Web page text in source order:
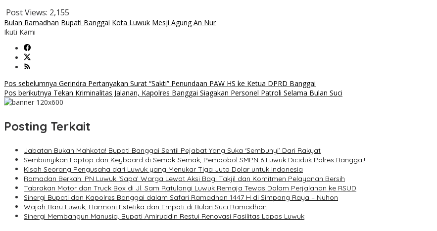
Post Views: 2,155
Bulan Ramadhan Bupati Banggai Kota Luwuk Mesji Agung An Nur
Ikuti Kami
Navigasi
pos
Pos sebelumnya Gerindra Pertanyakan Surat “Sakti” Penundaan PAW HS ke Ketua DPRD Banggai
Pos berikutnya Tekan Kriminalitas Jalanan, Kapolres Banggai Siagakan Personel Patroli Selama Bulan Suci
Posting Terkait
Jabatan Bukan Mahkota! Bupati Banggai Sentil Pejabat Yang Suka ‘Sembunyi’ Dari Rakyat
Sembunyikan Laptop dan Keyboard di Semak-Semak, Pembobol SMPN 6 Luwuk Diciduk Polres Banggai!
Kisah Seorang Pengusaha dari Luwuk yang Menukar Tiga Juta Dolar untuk Indonesia
Ramadan Berkah: PN Luwuk ‘Sapa’ Warga Lewat Aksi Bagi Takjil dan Komitmen Pelayanan Bersih
Tabrakan Motor dan Truck Box di Jl. Sam Ratulangi Luwuk Remaja Tewas Dalam Perjalanan ke RSUD
Sinergi Bupati dan Kapolres Banggai dalam Safari Ramadhan 1447 H di Simpang Raya – Nuhon
Wajah Baru Luwuk, Harmoni Estetika dan Empati di Bulan Suci Ramadhan
Sinergi Membangun Manusia, Bupati Amiruddin Restui Renovasi Fasilitas Lapas Luwuk